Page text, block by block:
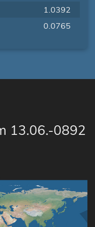
1.0392
0.0765
13.06.-0892